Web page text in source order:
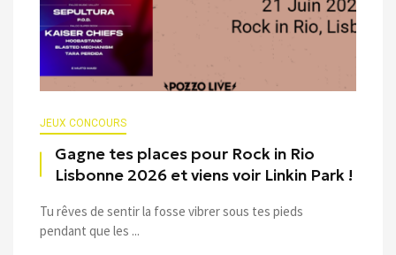
JEUX CONCOURS
Gagne tes places pour Rock in Rio
Lisbonne 2026 et viens voir Linkin Park !
Tu rêves de sentir la fosse vibrer sous tes pieds
pendant que les ...